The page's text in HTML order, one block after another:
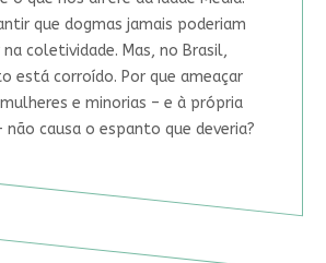
que dogmas jamais poderiam
coletividade. Mas, no Brasil,
está corroído. Por que ameaçar
e minorias – e à própria
não causa o espanto que deveria?